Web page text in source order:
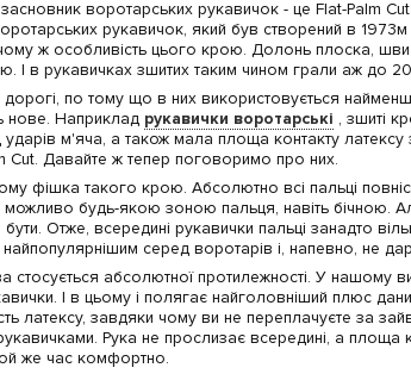
засновник воротарських рукавичок - це Flat-Palm
рукавичок, який був створений в 1973м
ж особливість цього крою. Долонь плоска, шви
І в рукавичках зшитих таким чином грали аж до
по тому що в них використовується найменша
нове. Наприклад рукавички воротарські , зшиті
ударів м'яча, а також мала площа контакту
Cut. Давайте ж тепер поговоримо про них.
фішка такого крою. Абсолютно всі пальці
будь-якою зоною пальця, навіть бічною.
Отже, всередині рукавички пальці занадто
серед воротарів і, напевно, не
абсолютної протилежності. У нашому
І в цьому і полягає найголовніший плюс
латексу, завдяки чому ви не переплачуєте за
Рука не прослизає всередині, а площа
же час комфортно.